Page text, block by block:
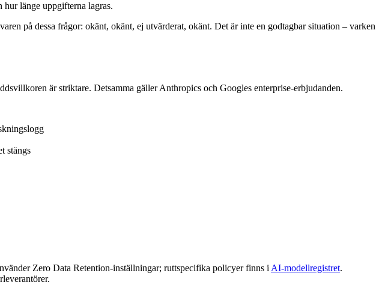
länge uppgifterna lagras.
på dessa frågor: okänt, okänt, ej utvärderat, okänt. Det är inte en godtagbar situation – varken
är striktare. Detsamma gäller Anthropics och Googles enterprise-erbjudanden.
stängs
Zero Data Retention-inställningar; ruttspecifika policyer finns i AI-modellregistret.